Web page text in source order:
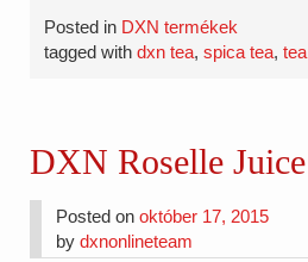
Posted in DXN termékek
tagged withdxn tea,spica tea,tea
DXN Roselle Juice
Posted onoktóber 17, 2015
bydxnonlineteam